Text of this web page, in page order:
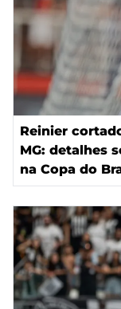
Reinier
MG: detalhes
na Copa do